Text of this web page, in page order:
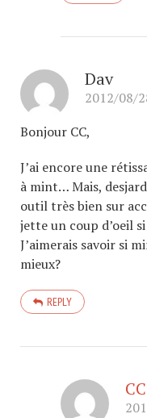
Dav
2012/08/
Bonjour CC,
J’ai encore une
à mint… Mais,
outil très bien sur
jette un coup d’oeil
J’aimerais savoir si
mieux?
REPLY
CC